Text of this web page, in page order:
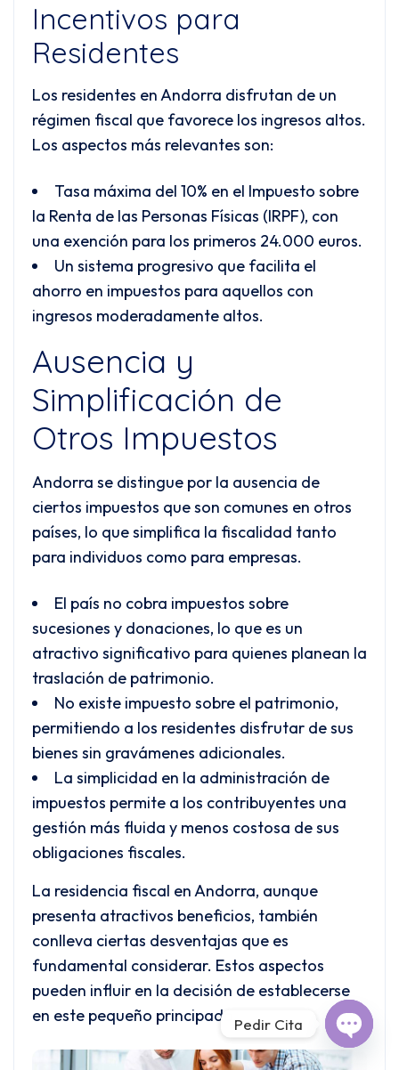
Incentivos para
Residentes
Los residentes en Andorra disfrutan de un
régimen fiscal que favorece los ingresos altos.
Los aspectos más relevantes son:
Tasa máxima del 10% en el Impuesto sobre
la Renta de las Personas Físicas (IRPF), con
una exención para los primeros 24.000 euros.
Un sistema progresivo que facilita el
ahorro en impuestos para aquellos con
ingresos moderadamente altos.
Ausencia y
Simplificación de
Otros Impuestos
Andorra se distingue por la ausencia de
ciertos impuestos que son comunes en otros
países, lo que simplifica la fiscalidad tanto
para individuos como para empresas.
El país no cobra impuestos sobre
sucesiones y donaciones, lo que es un
atractivo significativo para quienes planean la
traslación de patrimonio.
No existe impuesto sobre el patrimonio,
permitiendo a los residentes disfrutar de sus
bienes sin gravámenes adicionales.
La simplicidad en la administración de
impuestos permite a los contribuyentes una
gestión más fluida y menos costosa de sus
obligaciones fiscales.
La residencia fiscal en Andorra, aunque
presenta atractivos beneficios, también
conlleva ciertas desventajas que es
fundamental considerar. Estos aspectos
pueden influir en la decisión de establecerse
en este pequeño principado.Pedir Cita